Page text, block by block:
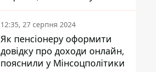
військовий облік
12:35, 27 серпня 2024
Як пенсіонеру оформити
довідку про доходи онлайн,
пояснили у Мінсоцполітики